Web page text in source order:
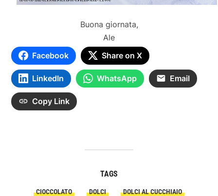
Buona giornata,
Ale
Facebook
Share on X
LinkedIn WhatsApp Email
Copy Link
TAGS
CIOCCOLATO DOLCI
DOLCI AL CUCCHIAIO